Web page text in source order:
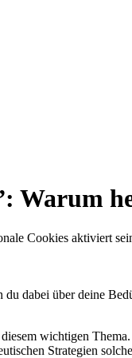
Warum
Cookies aktiviert
dabei über deine
wichtigen
Strategien